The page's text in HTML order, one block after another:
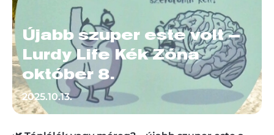
Újabb szuper este volt –
Lurdy Life Kék Zóna
október 8.
2025.10.13.